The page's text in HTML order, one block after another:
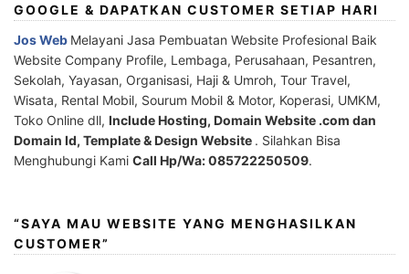
GOOGLE & DAPATKAN CUSTOMER SETIAP HARI
Jos Web Melayani Jasa Pembuatan Website Profesional Baik
Website Company Profile, Lembaga, Perusahaan, Pesantren,
Sekolah, Yayasan, Organisasi, Haji & Umroh, Tour Travel,
Wisata, Rental Mobil, Sourum Mobil & Motor, Koperasi, UMKM,
Toko Online dll, Include Hosting, Domain Website .com dan
Domain Id, Template & Design Website . Silahkan Bisa
Menghubungi Kami Call Hp/Wa: 085722250509.
“SAYA MAU WEBSITE YANG MENGHASILKAN
CUSTOMER”